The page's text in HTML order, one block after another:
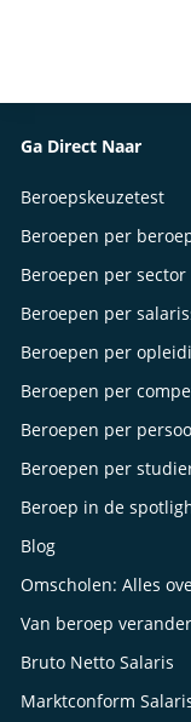
Ga Direct Naar
Beroepskeuzetest
Beroepen per
Beroepen per sector
Beroepen per
Beroepen per
Beroepen per
Beroepen per
Beroepen per
Beroep in de
Blog
Omscholen: Alles
Van beroep
Bruto Netto Salaris
Marktconform